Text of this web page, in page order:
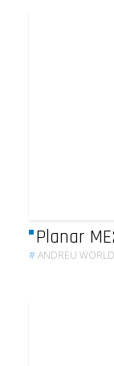
Planar
#ANDREU WORLD